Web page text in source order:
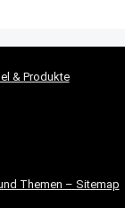
& Produkte
Themen – Sitemap